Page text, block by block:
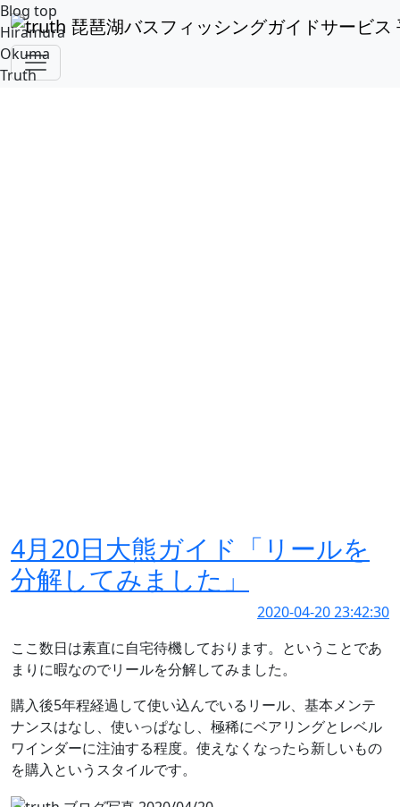
Blog top
Hiramura
Okuma
Truth
アーカイブ：「2020/4」 7 件
4月20日大熊ガイド「リールを
分解してみました」
2020-04-20 23:42:30
ここ数日は素直に自宅待機しております。ということであ
まりに暇なのでリールを分解してみました。
購入後5年程経過して使い込んでいるリール、基本メンテ
ナンスはなし、使いっぱなし、極稀にベアリングとレベル
ワインダーに注油する程度。使えなくなったら新しいもの
を購入というスタイルです。